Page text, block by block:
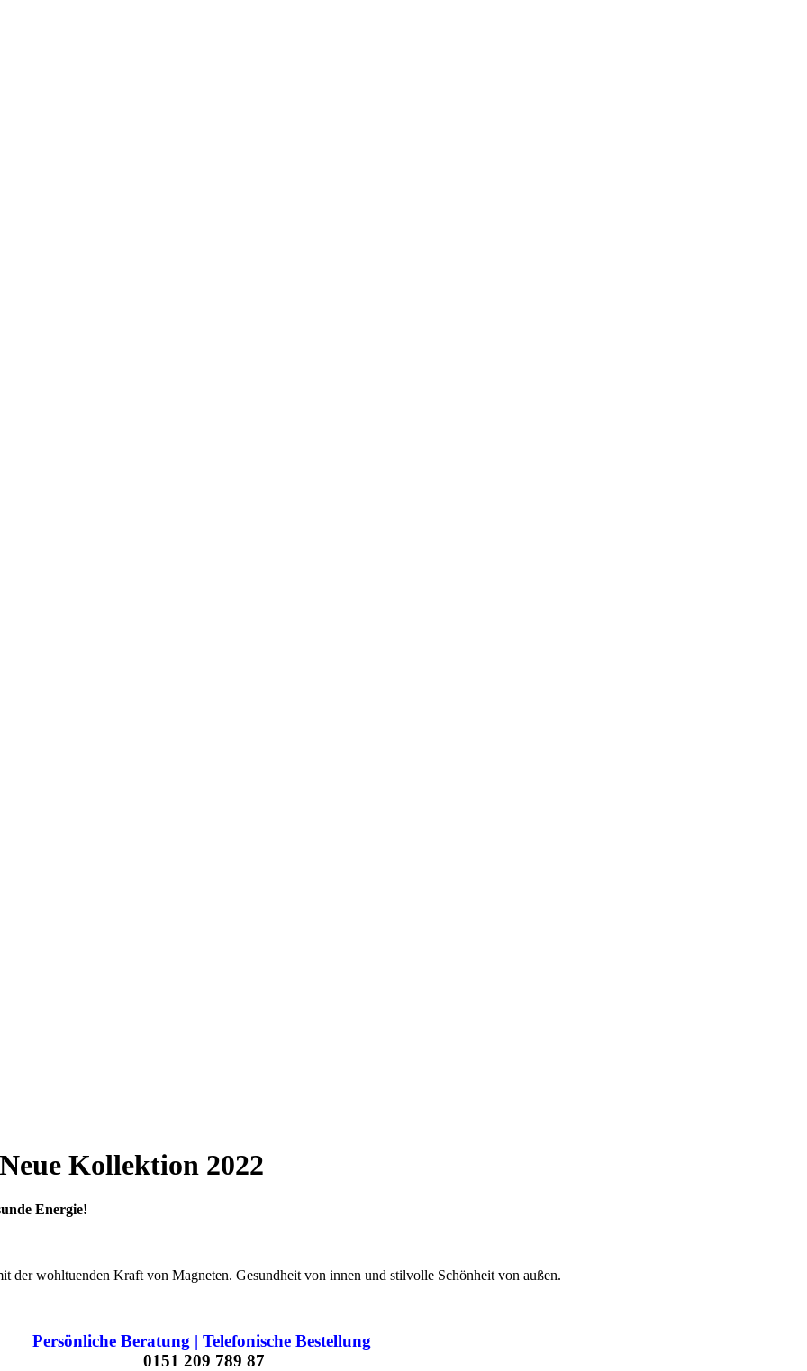
Neue Kollektion 2022
Energie!
wohltuenden Kraft von Magneten. Gesundheit von innen und stilvolle Schönheit von außen.
Persönliche Beratung | Telefonische Bestellung
0151 209 789 87